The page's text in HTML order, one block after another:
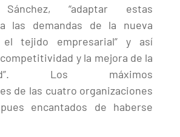
“adaptar estas
las demandas de la nueva
el tejido empresarial” y así
y la mejora de la
Los máximos
de las cuatro organizaciones
encantados de haberse